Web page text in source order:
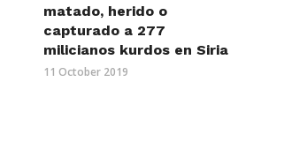
matado, herido o
capturado a 277
milicianos kurdos en Siria
11 October 2019